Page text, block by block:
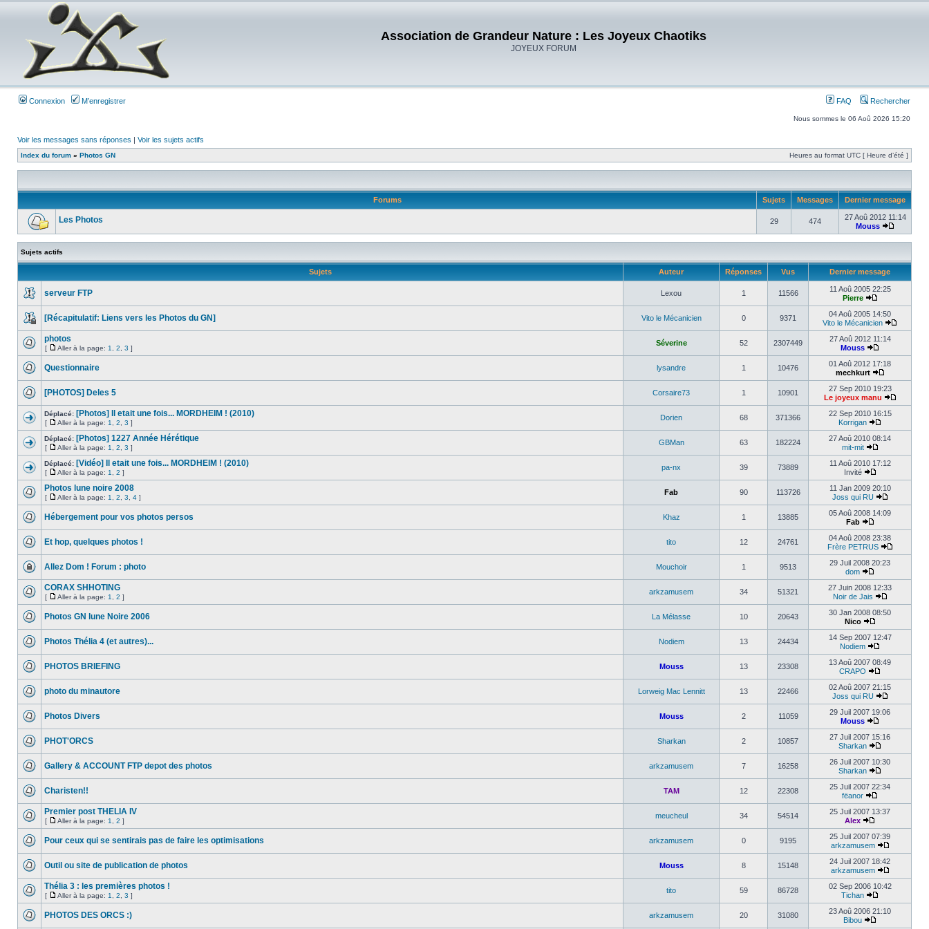
Association de Grandeur Nature : Les Joyeux Chaotiks
JOYEUX FORUM
Connexion M’enregistrer FAQ Rechercher
Nous sommes le 06 Aoû 2026 15:20
Voir les messages sans réponses | Voir les sujets actifs
Index du forum » Photos GN Heures au format UTC [ Heure d’été ]
Forums Sujets Messages Dernier message
Les Photos 29 474
27 Aoû 2012 11:14
Mouss
Sujets actifs
Sujets Auteur Réponses Vus Dernier message
serveur FTP Lexou 1 11566
11 Aoû 2005 22:25
Pierre
[Récapitulatif: Liens vers les Photos du GN] Vito le Mécanicien 0 9371
04 Aoû 2005 14:50
Vito le Mécanicien
photos
[ Aller à la page: 1 2 3 ]
Séverine 52 2307449
27 Aoû 2012 11:14
Mouss
Questionnaire lysandre 1 10476
01 Aoû 2012 17:18
mechkurt
[PHOTOS] Deles 5 Corsaire73 1 10901
27 Sep 2010 19:23
Le joyeux manu
Déplacé: [Photos] Il etait une fois... MORDHEIM ! (2010)
[ Aller à la page: 1 2 3 ]
Dorien 68 371366
22 Sep 2010 16:15
Korrigan
Déplacé: [Photos] 1227 Année Hérétique
[ Aller à la page: 1 2 3 ]
GBMan 63 182224
27 Aoû 2010 08:14
mit-mit
Déplacé: [Vidéo] Il etait une fois... MORDHEIM ! (2010)
[ Aller à la page: 1 2 ]
pa-nx 39 73889
11 Aoû 2010 17:12
Invité
Photos lune noire 2008
[ Aller à la page: 1 2 3 4 ]
Fab 90 113726
11 Jan 2009 20:10
Joss qui RU
Hébergement pour vos photos persos Khaz 1 13885
05 Aoû 2008 14:09
Fab
Et hop, quelques photos ! tito 12 24761
04 Aoû 2008 23:38
Frère PETRUS
Allez Dom ! Forum : photo Mouchoir 1 9513
29 Juil 2008 20:23
dom
CORAX SHHOTING
[ Aller à la page: 1 2 ]
arkzamusem 34 51321
27 Juin 2008 12:33
Noir de Jais
Photos GN lune Noire 2006 La Mélasse 10 20643
30 Jan 2008 08:50
Nico
Photos Thélia 4 (et autres)... Nodiem 13 24434
14 Sep 2007 12:47
Nodiem
PHOTOS BRIEFING Mouss 13 23308
13 Aoû 2007 08:49
CRAPO
photo du minautore Lorweig Mac Lennitt 13 22466
02 Aoû 2007 21:15
Joss qui RU
Photos Divers Mouss 2 11059
29 Juil 2007 19:06
Mouss
PHOT'ORCS Sharkan 2 10857
27 Juil 2007 15:16
Sharkan
Gallery & ACCOUNT FTP depot des photos arkzamusem 7 16258
26 Juil 2007 10:30
Sharkan
Charisten!! TAM 12 22308
25 Juil 2007 22:34
fëanor
Premier post THELIA IV
[ Aller à la page: 1 2 ]
meucheul 34 54514
25 Juil 2007 13:37
Alex
Pour ceux qui se sentirais pas de faire les optimisations arkzamusem 0 9195
25 Juil 2007 07:39
arkzamusem
Outil ou site de publication de photos Mouss 8 15148
24 Juil 2007 18:42
arkzamusem
Thélia 3 : les premières photos !
[ Aller à la page: 1 2 3 ]
tito 59 86728
02 Sep 2006 10:42
Tichan
PHOTOS DES ORCS :) arkzamusem 20 31080
23 Aoû 2006 21:10
Bibou